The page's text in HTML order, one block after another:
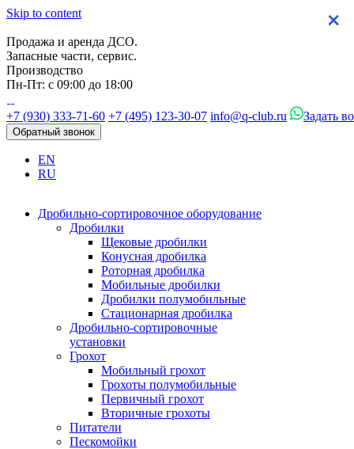
Skip to content
Продажа и аренда ДСО.
Запасные части, сервис.
Производство
Пн-Пт: с 09:00 до 18:00
+7 (930) 333-71-60 +7 (495) 123-30-07 info@q-club.ru Задать
Обратный звонок
EN
RU
Дробильно-сортировочное оборудование
Дробилки
Щековые дробилки
Конусная дробилка
Роторная дробилка
Мобильные дробилки
Дробилки полумобильные
Стационарная дробилка
Дробильно-сортировочные
установки
Грохот
Мобильный грохот
Грохоты полумобильные
Первичный грохот
Вторичные грохоты
Питатели
Пескомойки
×
×
×
×